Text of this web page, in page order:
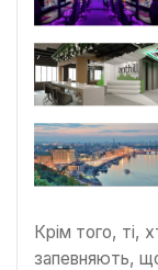
Крім того, ті,
запевняють,